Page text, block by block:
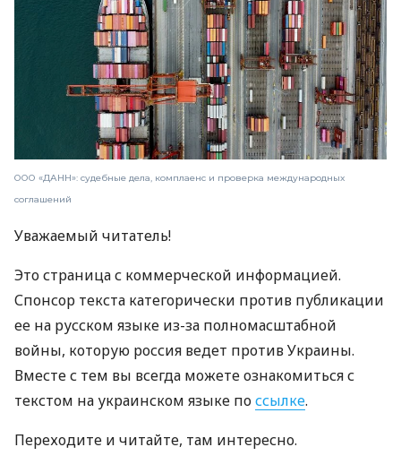
ООО «ДАНН»: судебные дела, комплаенс и проверка международных
соглашений
Уважаемый читатель!
Это страница с коммерческой информацией.
Спонсор текста категорически против публикации
ее на русском языке из-за полномасштабной
войны, которую россия ведет против Украины.
Вместе с тем вы всегда можете ознакомиться с
текстом на украинском языке поссылке.
Переходите и читайте, там интересно.